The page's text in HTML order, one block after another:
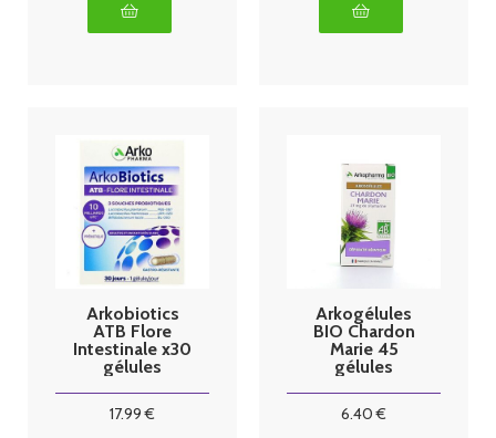
Arkobiotics
ATB Flore
Intestinale x30
gélules
17.99 €
Arkogélules
BIO Chardon
Marie 45
gélules
6.40 €